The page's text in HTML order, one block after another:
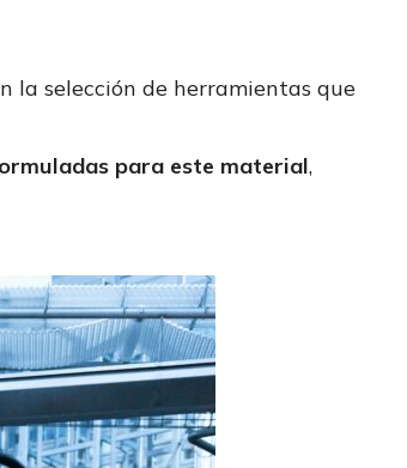
la selección de herramientas que
para este material,